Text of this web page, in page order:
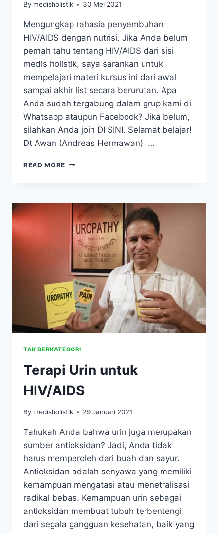
By medisholistik 30 Mei 2021
Mengungkap rahasia penyembuhan
HIV/AIDS dengan nutrisi. Jika Anda belum
pernah tahu tentang HIV/AIDS dari sisi
medis holistik, saya sarankan untuk
mempelajari materi kursus ini dari awal
sampai akhir list secara berurutan. Apa
Anda sudah tergabung dalam grup kami di
Whatsapp ataupun Facebook? Jika belum,
silahkan Anda join DI SINI. Selamat belajar!
Dt Awan (Andreas Hermawan) …
READ MORE RAHASIA
TAK BERKATEGORI
Terapi Urin untuk
HIV/AIDS
By medisholistik 29 Januari 2021
Tahukah Anda bahwa urin juga merupakan
sumber antioksidan? Jadi, Anda tidak
harus memperoleh dari buah dan sayur.
Antioksidan adalah senyawa yang memiliki
kemampuan mengatasi atau menetralisasi
radikal bebas. Kemampuan urin sebagai
antioksidan membuat tubuh terbentengi
dari segala gangguan kesehatan, baik yang